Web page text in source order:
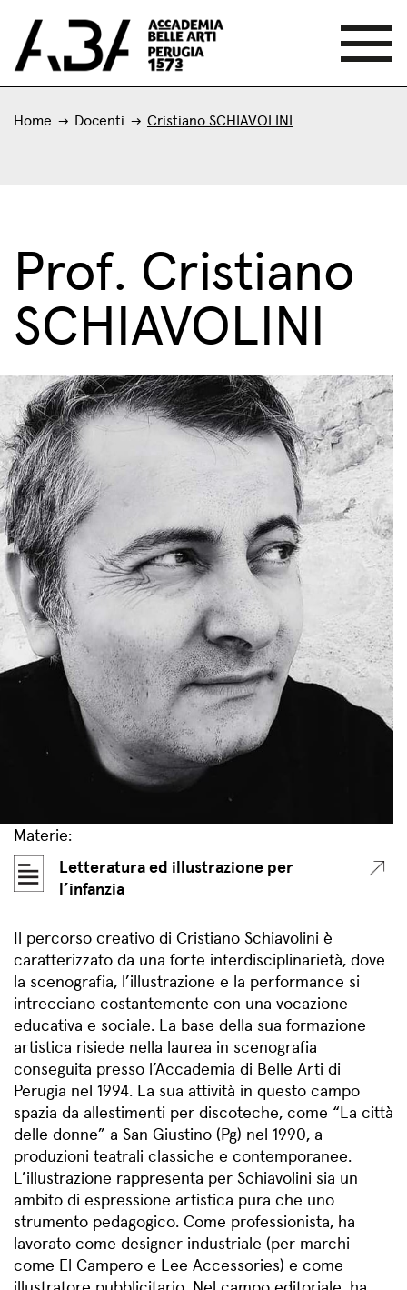
Home Docenti Cristiano SCHIAVOLINI
Prof. Cristiano
SCHIAVOLINI
Materie:
Letteratura ed illustrazione per
l’infanzia
Il percorso creativo di Cristiano Schiavolini è
caratterizzato da una forte interdisciplinarietà, dove
la scenografia, l’illustrazione e la performance si
intrecciano costantemente con una vocazione
educativa e sociale. La base della sua formazione
artistica risiede nella laurea in scenografia
conseguita presso l’Accademia di Belle Arti di
Perugia nel 1994. La sua attività in questo campo
spazia da allestimenti per discoteche, come “La città
delle donne” a San Giustino (Pg) nel 1990, a
produzioni teatrali classiche e contemporanee.
L’illustrazione rappresenta per Schiavolini sia un
ambito di espressione artistica pura che uno
strumento pedagogico. Come professionista, ha
lavorato come designer industriale (per marchi
come El Campero e Lee Accessories) e come